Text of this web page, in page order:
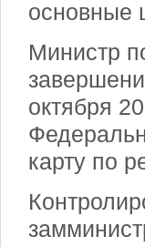
основные
Министр
октября
карту по